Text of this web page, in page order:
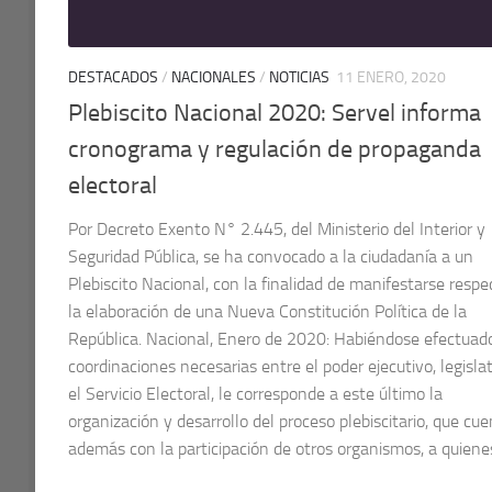
DESTACADOS / NACIONALES / NOTICIAS 11 ENERO, 2020
Plebiscito Nacional 2020: Servel informa
cronograma y regulación de propaganda
electoral
Por Decreto Exento N° 2.445, del Ministerio del Interior y
Seguridad Pública, se ha convocado a la ciudadanía a un
Plebiscito Nacional, con la finalidad de manifestarse
la elaboración de una Nueva Constitución Política de la
República. Nacional, Enero de 2020: Habiéndose
coordinaciones necesarias entre el poder ejecutivo,
el Servicio Electoral, le corresponde a este último la
organización y desarrollo del proceso plebiscitario, que
además con la participación de otros organismos, a